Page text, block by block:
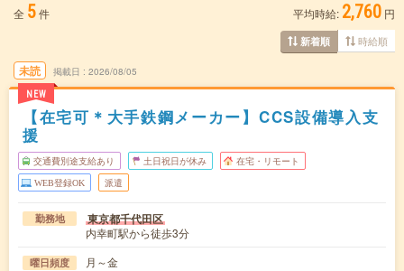
全 5件 平均時給: 2,760 円
新着順 時給順
未読
NEW
掲載日 2026/08/05
【在宅可＊大手鉄鋼メーカー】CCS設備導入支
援
交通費別途支給あり 土日祝日が休み 在宅・リモート
WEB登録OK 派遣
勤務地 東京都千代田区
内幸町駅から徒歩3分
曜日頻度 月～金